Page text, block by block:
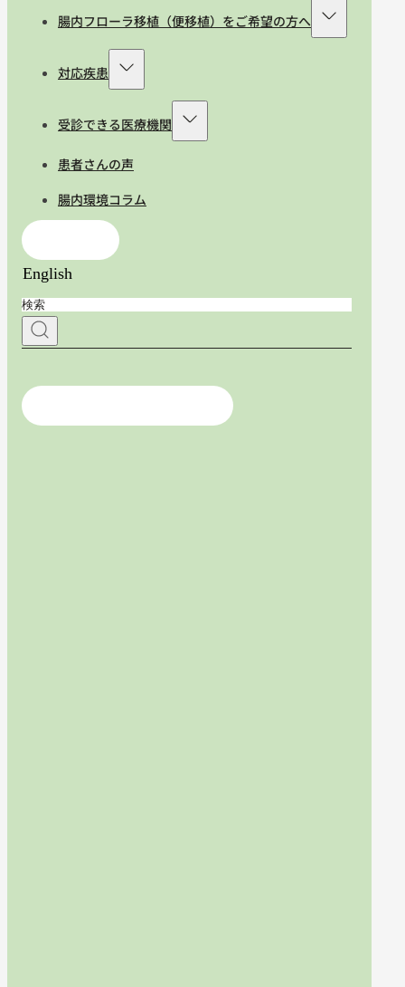
腸内フローラ移植（便移植）をご希望の方へ
対応疾患
受診できる医療機関
患者さんの声
腸内環境コラム
English